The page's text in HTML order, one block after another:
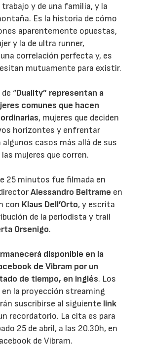
trabajo y de una familia, y la
Es la historia de cómo
aparentemente opuestas,
y la de ultra runner,
correlación perfecta y, es
mutuamente para existir.
“Duality” representan a
comunes que hacen
, mujeres que deciden
horizontes y enfrentar
casos más allá de sus
mujeres que corren.
25 minutos fue filmada en
Alessandro Beltrame en
con Klaus Dell’Orto, y escrita
de la periodista y trail
Orsenigo.
disponible en la
de Vibram por un
de tiempo, en inglés. Los
la proyección streaming
suscribirse al siguiente link
recordatorio. La cita es para
25 de abril, a las 20.30h, en
de Vibram.